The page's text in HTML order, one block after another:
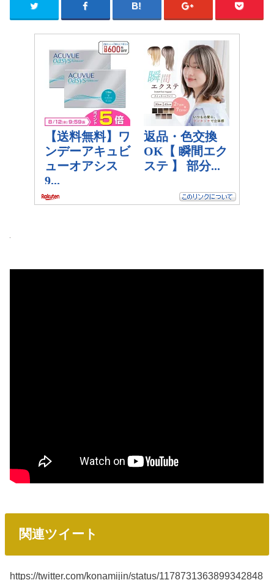
関連ツイート
https://twitter.com/konamijin/status/1178731363899342848